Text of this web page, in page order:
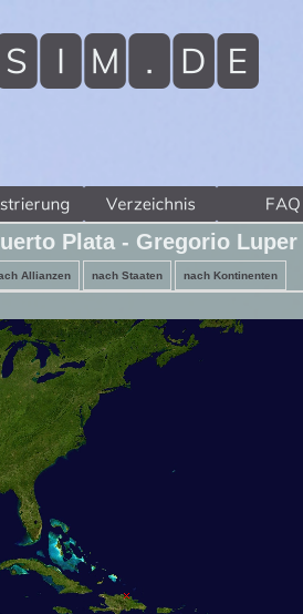
Plata - Gregorio Luper
Allianzen nach Staaten nach Kontinenten